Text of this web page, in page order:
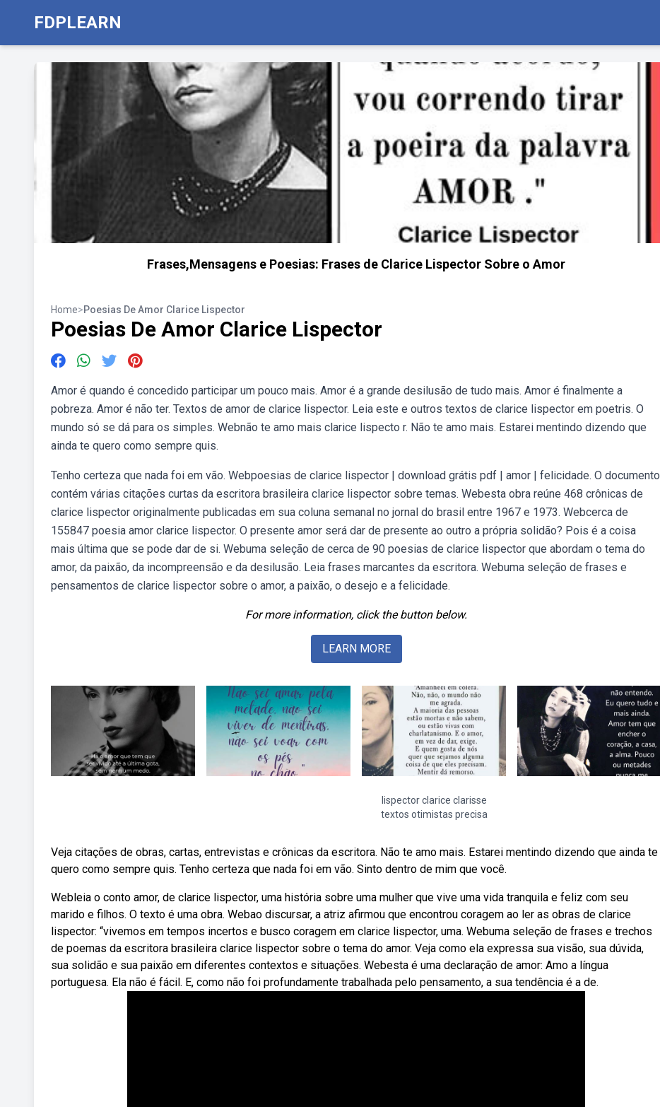
FDPLEARN
Frases,Mensagens e Poesias: Frases de Clarice Lispector Sobre o Amor
Home>Poesias De Amor Clarice Lispector
Poesias De Amor Clarice Lispector
Amor é quando é concedido participar um pouco mais. Amor é a grande desilusão de tudo mais. Amor é finalmente a
pobreza. Amor é não ter. Textos de amor de clarice lispector. Leia este e outros textos de clarice lispector em poetris. O
mundo só se dá para os simples. Webnão te amo mais clarice lispecto r. Não te amo mais. Estarei mentindo dizendo que
ainda te quero como sempre quis.
Tenho certeza que nada foi em vão. Webpoesias de clarice lispector | download grátis pdf | amor | felicidade. O documento
contém várias citações curtas da escritora brasileira clarice lispector sobre temas. Webesta obra reúne 468 crônicas de
clarice lispector originalmente publicadas em sua coluna semanal no jornal do brasil entre 1967 e 1973. Webcerca de
155847 poesia amor clarice lispector. O presente amor será dar de presente ao outro a própria solidão? Pois é a coisa
mais última que se pode dar de si. Webuma seleção de cerca de 90 poesias de clarice lispector que abordam o tema do
amor, da paixão, da incompreensão e da desilusão. Leia frases marcantes da escritora. Webuma seleção de frases e
pensamentos de clarice lispector sobre o amor, a paixão, o desejo e a felicidade.
For more information, click the button below.
LEARN MORE
lispector clarice clarisse
textos otimistas precisa
Veja citações de obras, cartas, entrevistas e crônicas da escritora. Não te amo mais. Estarei mentindo dizendo que ainda te
quero como sempre quis. Tenho certeza que nada foi em vão. Sinto dentro de mim que você.
Webleia o conto amor, de clarice lispector, uma história sobre uma mulher que vive uma vida tranquila e feliz com seu
marido e filhos. O texto é uma obra. Webao discursar, a atriz afirmou que encontrou coragem ao ler as obras de clarice
lispector: “vivemos em tempos incertos e busco coragem em clarice lispector, uma. Webuma seleção de frases e trechos
de poemas da escritora brasileira clarice lispector sobre o tema do amor. Veja como ela expressa sua visão, sua dúvida,
sua solidão e sua paixão em diferentes contextos e situações. Webesta é uma declaração de amor: Amo a língua
portuguesa. Ela não é fácil. E, como não foi profundamente trabalhada pelo pensamento, a sua tendência é a de.